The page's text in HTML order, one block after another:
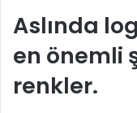
Aslında
en önemli
renkler.